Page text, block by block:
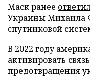
Маск ранее
Украины Михаила
спутниковой
В 2022 году
активировать
предотвращения